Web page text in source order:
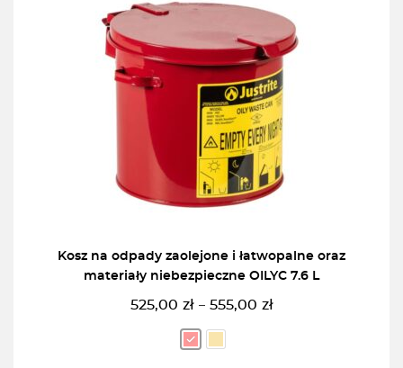
Kosz na odpady zaolejone i łatwopalne oraz
materiały niebezpieczne OILYC 7.6 L
525,00 zł – 555,00 zł
Zakres
cen:
od